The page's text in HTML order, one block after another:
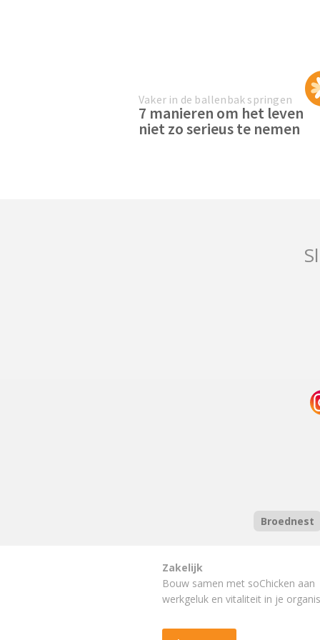
Vaker in de ballenbak springen
7 manieren om het leven
niet zo serieus te nemen
Broednest
Zakelijk
Bouw samen met soChicken aan
werkgeluk en vitaliteit in je